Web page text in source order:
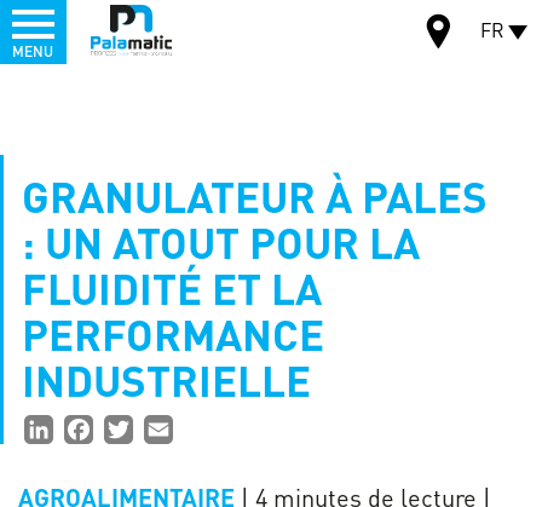
principal
Menu FR
MENU
GRANULATEUR À PALES
: UN ATOUT POUR LA
FLUIDITÉ ET LA
PERFORMANCE
INDUSTRIELLE
PartagerLinkedInFacebook
Twitter
AGROALIMENTAIRE | 4 minutes de lecture |